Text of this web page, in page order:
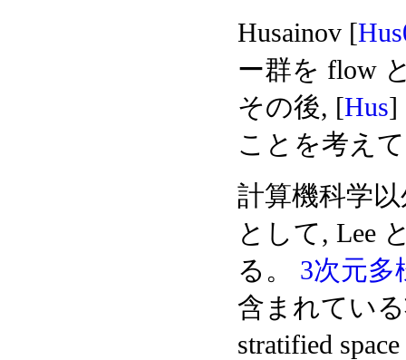
Husainov [
ー群を flow
その後, [Hus]
ことを考え
計算機科学以
として, Lee
る。 3次元多
含まれてい
stratified